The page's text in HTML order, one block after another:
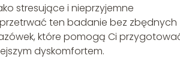
stresujące i nieprzyjemne
ten badanie bez zbędnych
które pomogą Ci
dyskomfortem.